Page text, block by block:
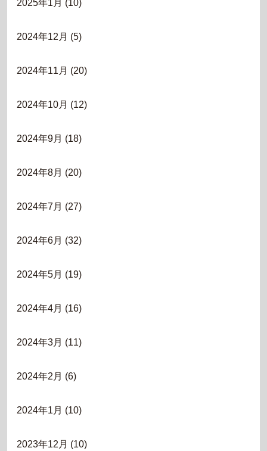
2025年1月 (10)
2024年12月 (5)
2024年11月 (20)
2024年10月 (12)
2024年9月 (18)
2024年8月 (20)
2024年7月 (27)
2024年6月 (32)
2024年5月 (19)
2024年4月 (16)
2024年3月 (11)
2024年2月 (6)
2024年1月 (10)
2023年12月 (10)